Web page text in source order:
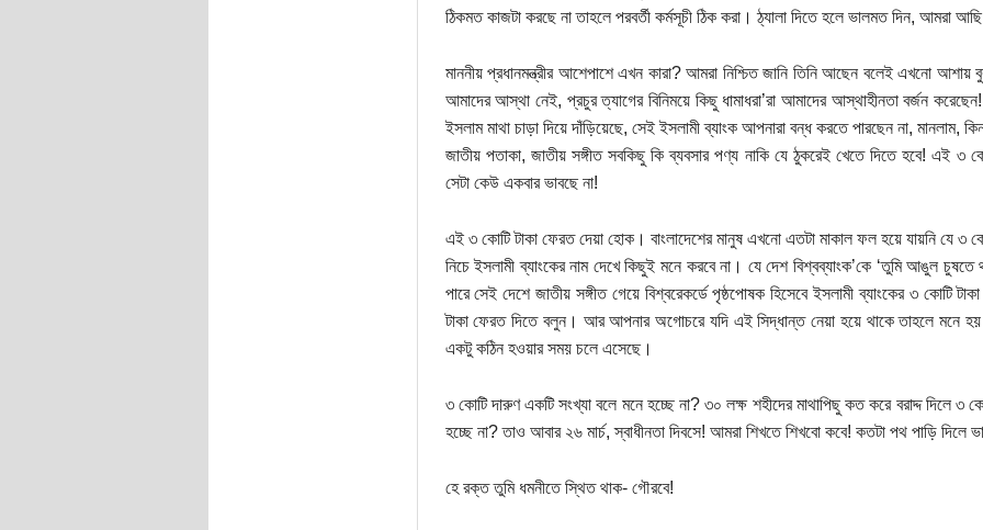
ঠিকমত কাজটা করছে না তাহলে পরবর্তী কর্মসূচী ঠিক করা। ঠ্যালা দিতে হলে ভালমত দিন, আমরা
মাননীয় প্রধানমন্ত্রীর আশেপাশে এখন কারা? আমরা নিশ্চিত জানি তিনি আছেন বলেই এখনো
আমাদের আস্থা নেই, প্রচুর ত্যাগের বিনিময়ে কিছু ধামাধরা’রা আমাদের আস্থাহীনতা বর্জন
ইসলাম মাথা চাড়া দিয়ে দাঁড়িয়েছে, সেই ইসলামী ব্যাংক আপনারা বন্ধ করতে পারছেন না, মানলাম,
জাতীয় পতাকা, জাতীয় সঙ্গীত সবকিছু কি ব্যবসার পণ্য নাকি যে ঠুকরেই খেতে দিতে হবে! এই ৩
সেটা কেউ একবার ভাবছে না!
এই ৩ কোটি টাকা ফেরত দেয়া হোক। বাংলাদেশের মানুষ এখনো এতটা মাকাল ফল হয়ে যায়নি যে ৩
নিচে ইসলামী ব্যাংকের নাম দেখে কিছুই মনে করবে না। যে দেশ বিশ্বব্যাংক’কে ‘তুমি আঙুল চুষতে
পারে সেই দেশে জাতীয় সঙ্গীত গেয়ে বিশ্বরেকর্ডে পৃষ্ঠপোষক হিসেবে ইসলামী ব্যাংকের ৩ কোটি
টাকা ফেরত দিতে বলুন। আর আপনার অগোচরে যদি এই সিদ্ধান্ত নেয়া হয়ে থাকে তাহলে মনে
একটু কঠিন হওয়ার সময় চলে এসেছে।
৩ কোটি দারুণ একটি সংখ্যা বলে মনে হচ্ছে না? ৩০ লক্ষ শহীদের মাথাপিছু কত করে বরাদ্দ দিলে ৩
হচ্ছে না? তাও আবার ২৬ মার্চ, স্বাধীনতা দিবসে! আমরা শিখতে শিখবো কবে! কতটা পথ পাড়ি দিলে
হে রক্ত তুমি ধমনীতে স্থিত থাক- গৌরবে!